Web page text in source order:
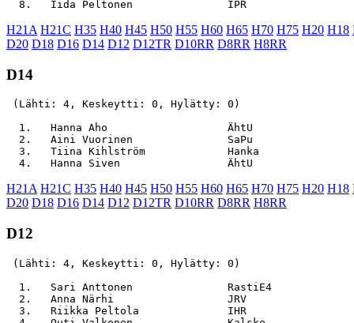
H21A H21C H35 H40 H45 H50 H55 H60 H65 H70 H75 H20 H18
D20 D18 D16 D14 D12 D12TR D10RR D8RR H8RR
D14
(Lähti: 4, Keskeytti: 0, Hylätty: 0)
1.   Hanna Aho                   ÄhtU
2.   Aini Vuorinen               SaPu
3.   Tiina Kihlström             Hanka
H21A H21C H35 H40 H45 H50 H55 H60 H65 H70 H75 H20 H18
D20 D18 D16 D14 D12 D12TR D10RR D8RR H8RR
D12
(Lähti: 4, Keskeytti: 0, Hylätty: 0)
1.   Sari Anttonen               RastiE4
2.   Anna Närhi                  JRV
3.   Riikka Peltola              IHR